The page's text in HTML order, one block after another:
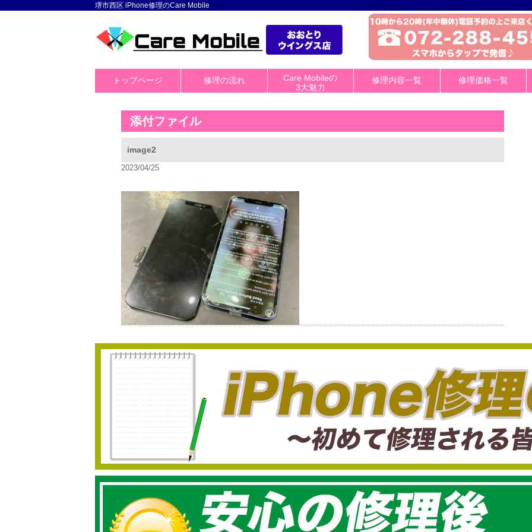
堺市西区 iPhone修理のCare Mobile
トップページ 修理の流れ
Care Mobileの
3大魅力
修理内容一覧 修理価格一覧
添付ファイル
image2
2023/04/25